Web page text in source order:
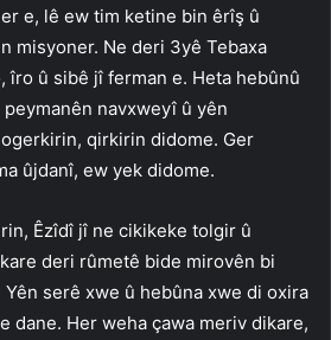
e, lê ew tim ketine bin êrîş û
misyoner. Ne deri 3yê Tebaxa
îro û sibê jî ferman e. Heta hebûnû
navxweyî û yên
qirkirin didome. Ger
ûjdanî, ew yek didome.
Êzîdî jî ne cikikeke tolgir û
deri rûmetê bide mirovên bi
serê xwe û hebûna xwe di oxira
dane. Her weha çawa meriv dikare,